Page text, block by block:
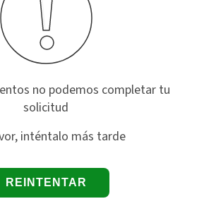
no podemos completar tu
solicitud
inténtalo más tarde
REINTENTAR